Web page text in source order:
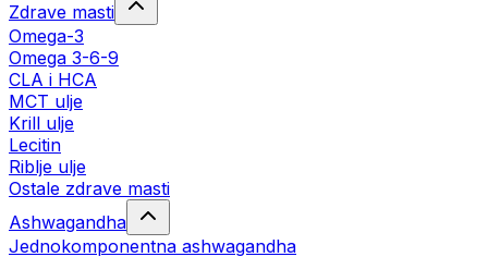
Zdrave masti
Omega-3
Omega 3-6-9
CLA i HCA
MCT ulje
Krill ulje
Lecitin
Riblje ulje
Ostale zdrave masti
Ashwagandha
Jednokomponentna ashwagandha